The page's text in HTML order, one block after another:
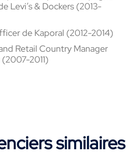
Levi’s & Dockers (2013-
de Kaporal (2012-2014)
Retail Country Manager
2011)
similaires